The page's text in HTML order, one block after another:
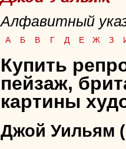
Алфавитный
А Б В Г Д Е Ж З
Купить
пейзаж,
картины
Джой Уильям